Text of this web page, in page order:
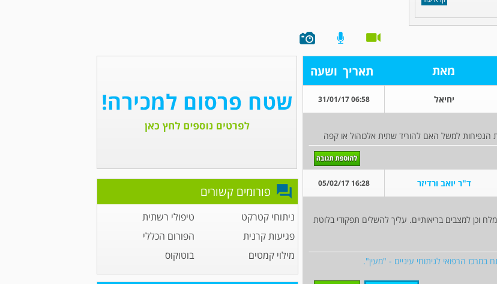
מאת תאריך ושעה
יחיאל 06:58 31/01/17
הנפיחות למשל האם להוריד שתית אלכוהול או קפה
ד"ר יואב ורדיזר 16:28 05/02/17
וכן למצבים בריאותיים. עליך להשלים תפקודי בלוטת
במרכז הרפואי לניתוחי עיניים - "מעין".
פורומים קשורים
ניתוחי קטרקט
טיפולי רשתית
פגיעות קרנית
הפורום הכללי
מילוי קמטים
בוטוקוס